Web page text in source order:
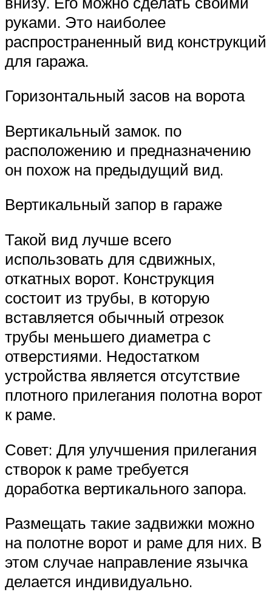
руками. Это наиболее
распространенный вид конструкций
для гаража.
Горизонтальный засов на ворота
Вертикальный замок. по
расположению и предназначению
он похож на предыдущий вид.
Вертикальный запор в гараже
Такой вид лучше всего
использовать для сдвижных,
откатных ворот. Конструкция
состоит из трубы, в которую
вставляется обычный отрезок
трубы меньшего диаметра с
отверстиями. Недостатком
устройства является отсутствие
плотного прилегания полотна ворот
к раме.
Совет: Для улучшения прилегания
створок к раме требуется
доработка вертикального запора.
Размещать такие задвижки можно
на полотне ворот и раме для них. В
этом случае направление язычка
делается индивидуально.